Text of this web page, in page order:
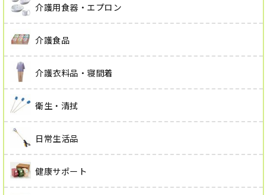
介護用食器・エプロン
介護食品
介護衣料品・寝間着
衛生・清拭
日常生活品
健康サポート